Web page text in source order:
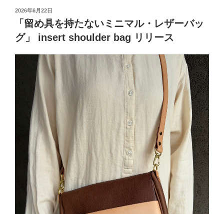
投
2026年6月22日
「留め具を持たないミニマル・レザーバッ
グ」 insert shoulder bag リリース